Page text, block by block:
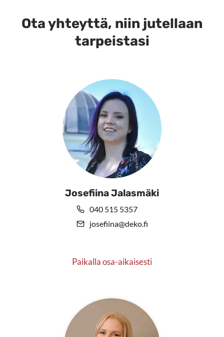
valinnat
valinnat
tuotteen
sivulla.
Ota yhteyttä, niin jutellaan
tarpeistasi
Josefiina Jalasmäki
040 515 5357
josefiina@deko.fi
Paikalla osa-aikaisesti